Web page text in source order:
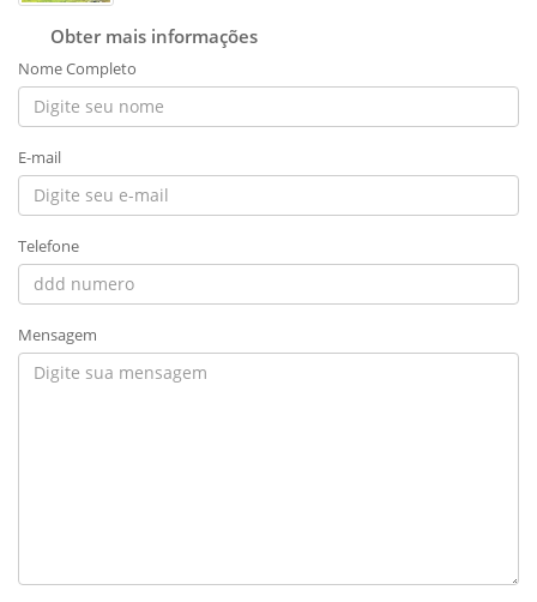
Obter mais informações
Nome Completo
E-mail
Telefone
Mensagem